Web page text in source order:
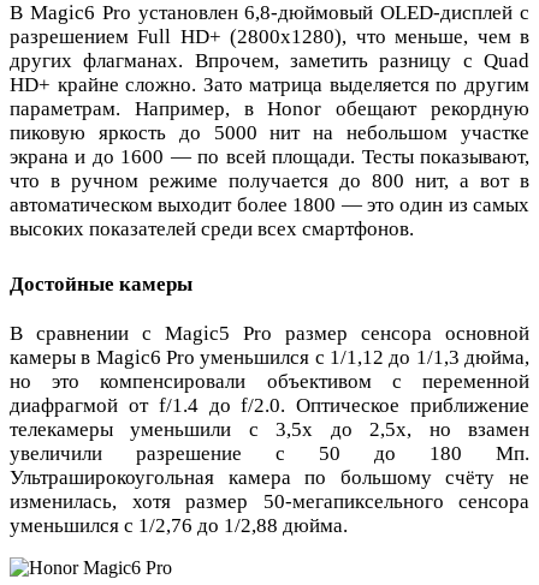
В Magic6 Pro установлен 6,8-дюймовый OLED-дисплей с
разрешением Full HD+ (2800х1280), что меньше, чем в
других флагманах. Впрочем, заметить разницу с Quad
HD+ крайне сложно. Зато матрица выделяется по другим
параметрам. Например, в Honor обещают рекордную
пиковую яркость до 5000 нит на небольшом участке
экрана и до 1600 — по всей площади. Тесты показывают,
что в ручном режиме получается до 800 нит, а вот в
автоматическом выходит более 1800 — это один из самых
высоких показателей среди всех смартфонов.
Достойные камеры
В сравнении с Magic5 Pro размер сенсора основной
камеры в Magic6 Pro уменьшился с 1/1,12 до 1/1,3 дюйма,
но это компенсировали объективом с переменной
диафрагмой от f/1.4 до f/2.0. Оптическое приближение
телекамеры уменьшили с 3,5х до 2,5х, но взамен
увеличили разрешение с 50 до 180 Мп.
Ультраширокоугольная камера по большому счёту не
изменилась, хотя размер 50-мегапиксельного сенсора
уменьшился с 1/2,76 до 1/2,88 дюйма.